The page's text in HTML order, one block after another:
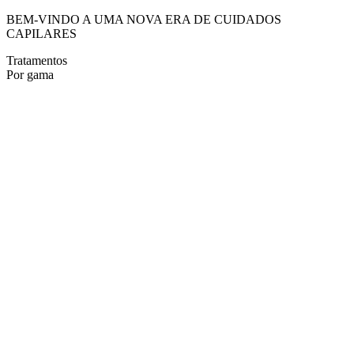
BEM-VINDO A UMA NOVA ERA DE CUIDADOS
CAPILARES
Tratamentos
Por gama